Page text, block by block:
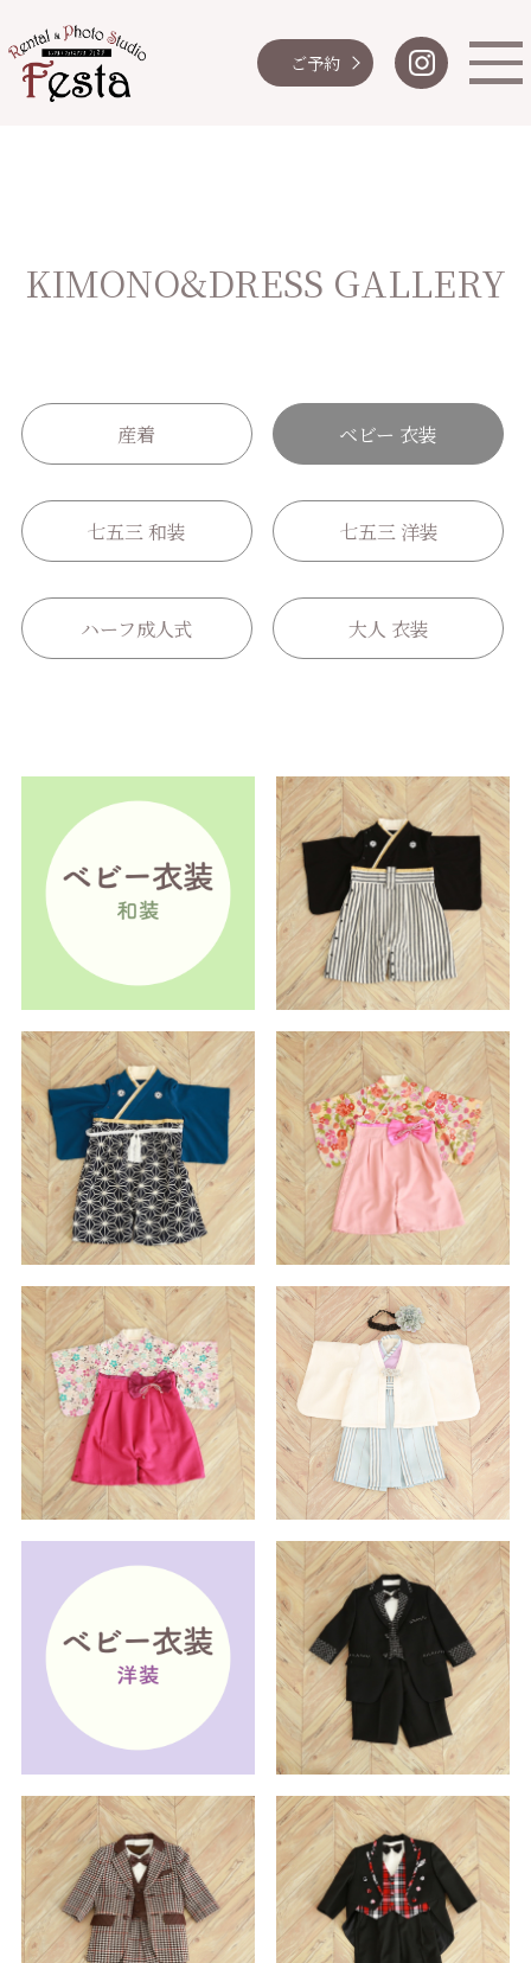
ご予約
KIMONO&DRESS GALLERY
産着 ベビー 衣装
七五三 和装 七五三 洋装
ハーフ成人式 大人 衣装